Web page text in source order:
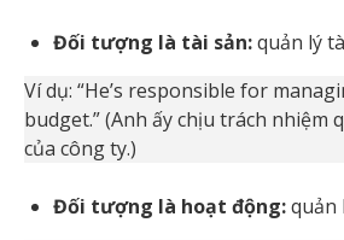
Đối tượng là tài sản:quản lý
Ví dụ: “He’s responsible for
budget.” (Anh ấy chịu trách nhiệm
của công ty.)
Đối tượng là hoạt động:quản